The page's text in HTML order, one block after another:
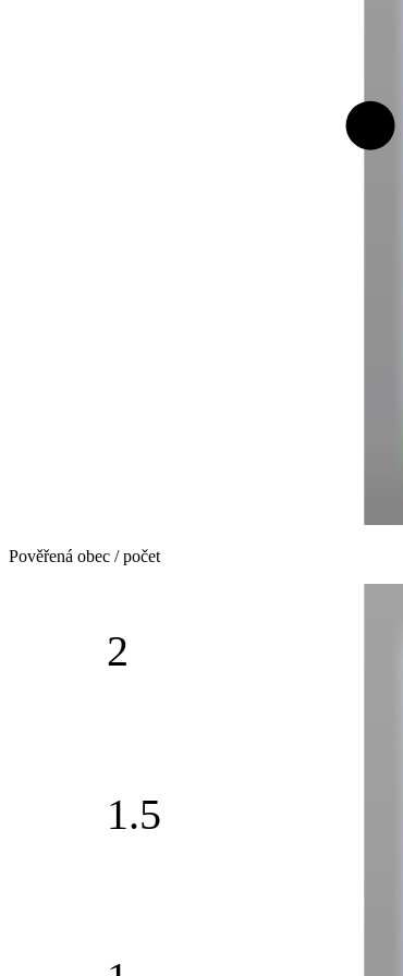
Pověřená obec / počet
1.5
2